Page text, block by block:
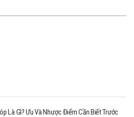
Là Gì? Ưu Và Nhược Điểm Cần Biết Trước